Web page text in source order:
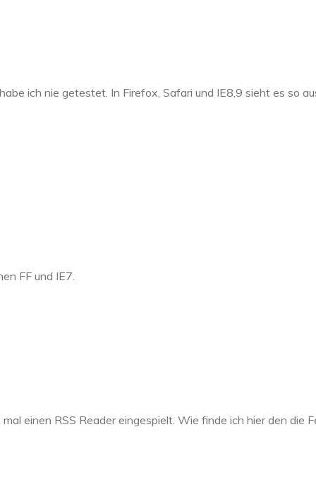
ich nie getestet. In Firefox, Safari und IE8,9 sieht es so
FF und IE7.
einen RSS Reader eingespielt. Wie finde ich hier den die